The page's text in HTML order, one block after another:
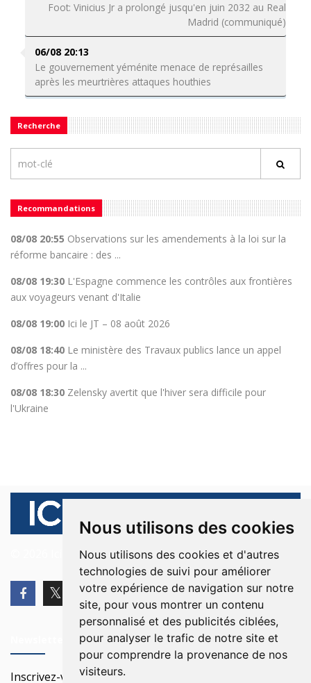
Nous utilisons des cookies
Nous utilisons des cookies et d'autres
technologies de suivi pour améliorer
votre expérience de navigation sur notre
site, pour vous montrer un contenu
personnalisé et des publicités ciblées,
pour analyser le trafic de notre site et
pour comprendre la provenance de nos
visiteurs.
Foot: Vinicius Jr a prolongé jusqu'en juin 2032 au Real
Madrid (communiqué)
06/08 20:13
Le gouvernement yéménite menace de représailles
après les meurtrières attaques houthies
Recherche
Recommandations
08/08 20:55 Observations sur les amendements à la loi sur la
réforme bancaire : des ...
08/08 19:30 L'Espagne commence les contrôles aux frontières
aux voyageurs venant d'Italie
08/08 19:00 Ici le JT – 08 août 2026
08/08 18:40 Le ministère des Travaux publics lance un appel
d’offres pour la ...
08/08 18:30 Zelensky avertit que l'hiver sera difficile pour
l'Ukraine
© 2026 Ici Beyrouth. Tous les droits sont réservés.
Inscrivez-vous à notre Newsletter